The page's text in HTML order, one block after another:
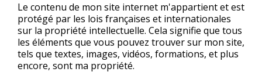
Le contenu de mon site internet m'appartient et est
protégé par les lois françaises et internationales
sur la propriété intellectuelle. Cela signifie que tous
les éléments que vous pouvez trouver sur mon site,
tels que textes, images, vidéos, formations, et plus
encore, sont ma propriété.